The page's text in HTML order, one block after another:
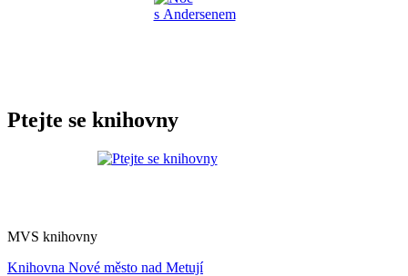
Ptejte se knihovny
MVS knihovny
Knihovna Nové město nad Metují